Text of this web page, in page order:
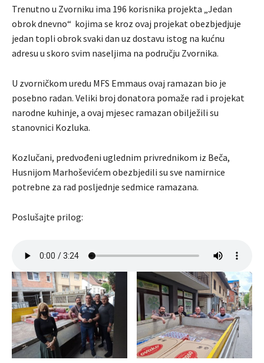
Trenutno u Zvorniku ima 196 korisnika projekta „Jedan
obrok dnevno“ kojima se kroz ovaj projekat obezbjedjuje
jedan topli obrok svaki dan uz dostavu istog na kućnu
adresu u skoro svim naseljima na području Zvornika.
U zvorničkom uredu MFS Emmaus ovaj ramazan bio je
posebno radan. Veliki broj donatora pomaže rad i projekat
narodne kuhinje, a ovaj mjesec ramazan obilježili su
stanovnici Kozluka.
Kozlučani, predvođeni uglednim privrednikom iz Beča,
Husnijom Marhoševićem obezbjedili su sve namirnice
potrebne za rad posljednje sedmice ramazana.
Poslušajte prilog: